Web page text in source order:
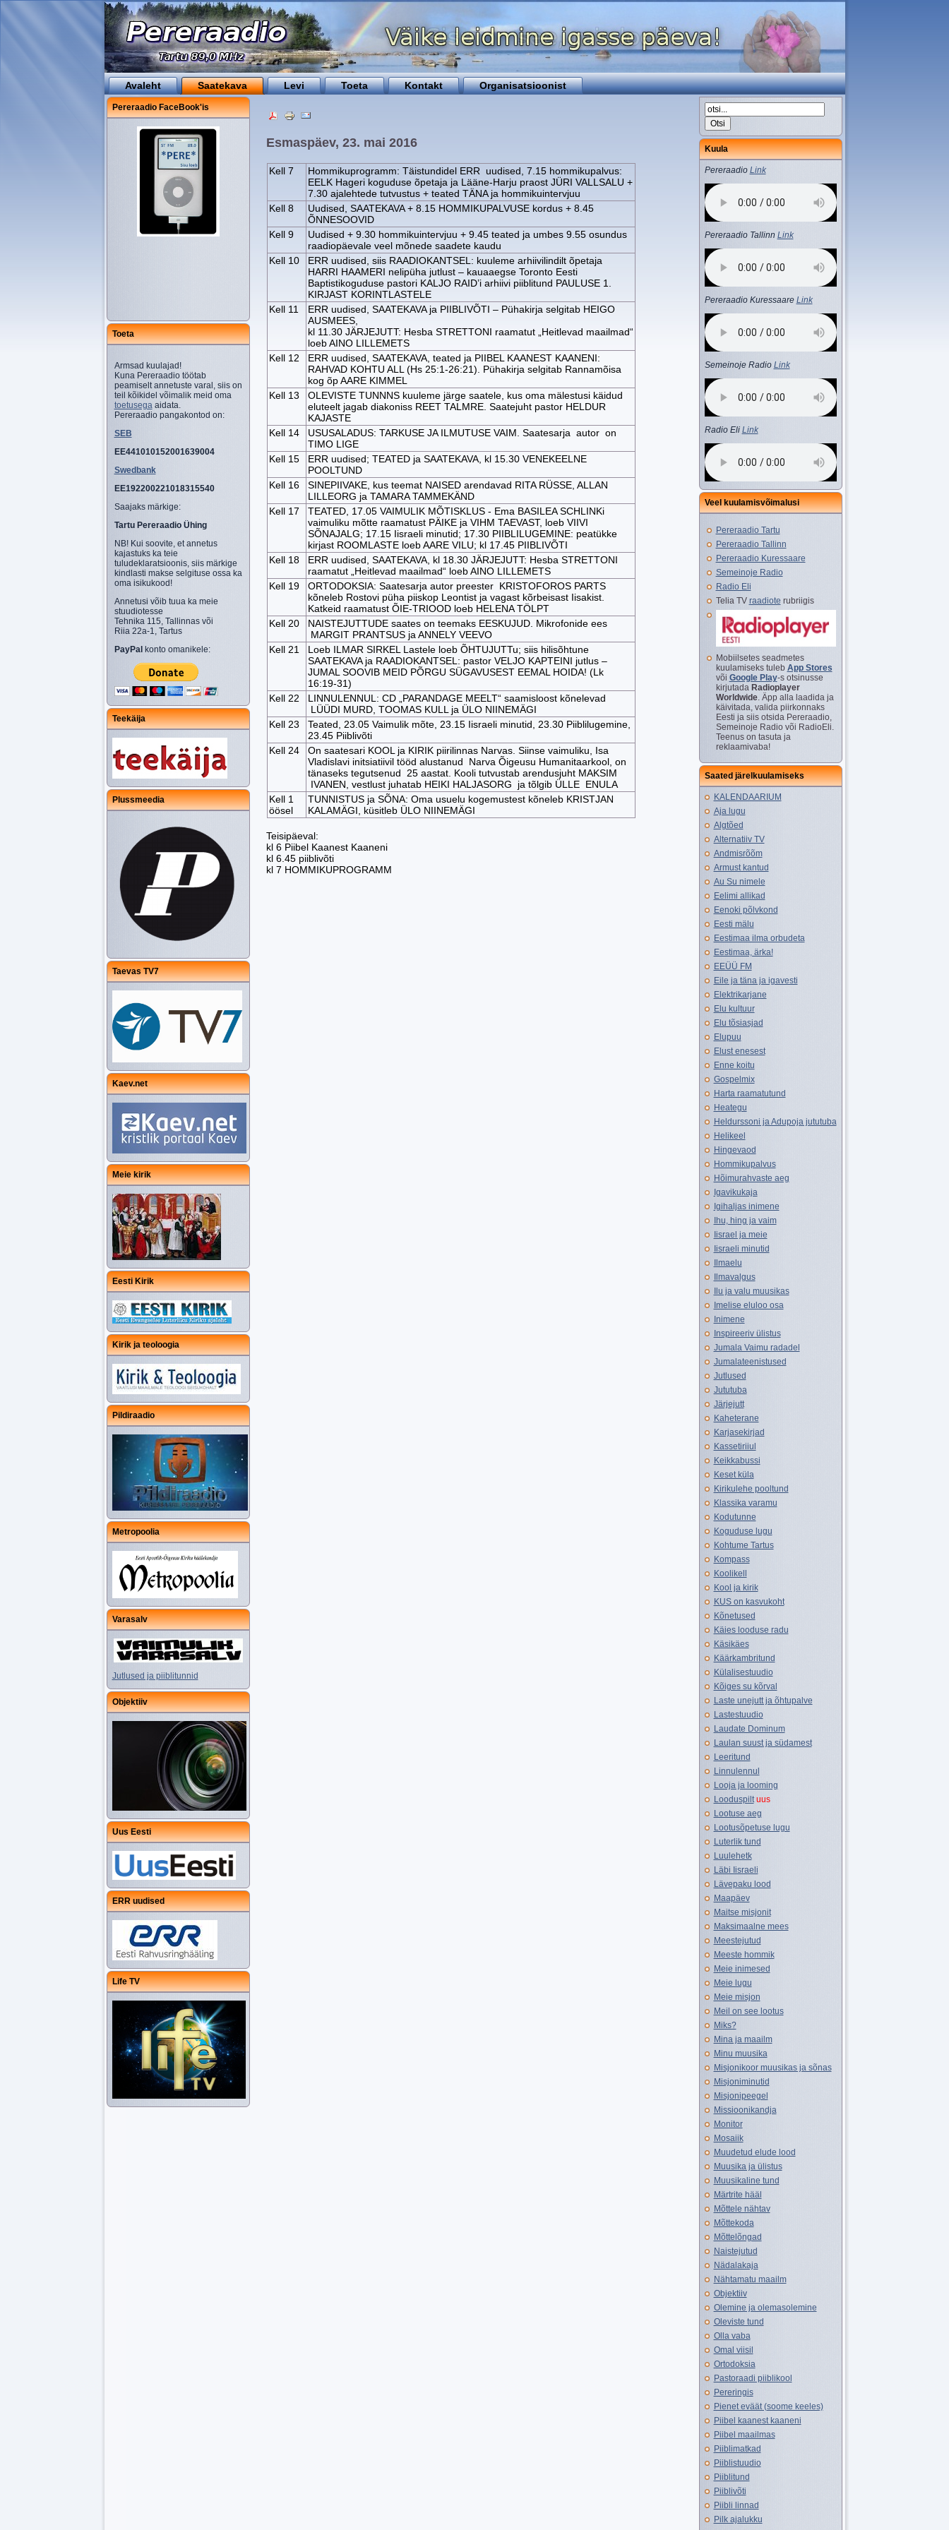
Avaleht Saatekava Levi Toeta Kontakt Organisatsioonist
Pereraadio FaceBook'is
Toeta
Armsad kuulajad!
Kuna Pereraadio töötab
peamiselt annetuste varal, siis on
teil kõikidel võimalik meid oma
toetusegaaidata.
Pereraadio pangakontod on:
SEB
EE441010152001639004
Swedbank
EE192200221018315540
Saajaks märkige:
Tartu Pereraadio Ühing
NB! Kui soovite, et annetus
kajastuks ka teie
tuludeklaratsioonis, siis märkige
kindlasti makse selgituse ossa ka
oma isikukood!
Annetusi võib tuua ka meie
stuudiotesse
Tehnika 115, Tallinnas või
Riia 22a-1, Tartus
PayPal konto omanikele:
Teekäija
Plussmeedia
Taevas TV7
Kaev.net
Meie kirik
Eesti Kirik
Kirik ja teoloogia
Pildiraadio
Metropoolia
Varasalv
Jutlused ja piiblitunnid
Objektiiv
Uus Eesti
ERR uudised
Life TV
Esmaspäev, 23. mai 2016
Kell 7
Hommikuprogramm: Täistundidel ERR uudised, 7.15 hommikupalvus:
EELK Hageri koguduse õpetaja ja Lääne-Harju praost JÜRI VALLSALU +
7.30 ajalehtede tutvustus + teated TÄNA ja hommikuintervjuu
Kell 8
Uudised, SAATEKAVA + 8.15 HOMMIKUPALVUSE kordus + 8.45
ÕNNESOOVID
Kell 9
Uudised + 9.30 hommikuintervjuu + 9.45 teated ja umbes 9.55 osundus
raadiopäevale veel mõnede saadete kaudu
Kell 10
ERR uudised, siis RAADIOKANTSEL: kuuleme arhiivilindilt õpetaja
HARRI HAAMERI nelipüha jutlust – kauaaegse Toronto Eesti
Baptistikoguduse pastori KALJO RAID’i arhiivi piiblitund PAULUSE 1.
KIRJAST KORINTLASTELE
Kell 11
ERR uudised, SAATEKAVA ja PIIBLIVÕTI – Pühakirja selgitab HEIGO
AUSMEES,
kl 11.30 JÄRJEJUTT: Hesba STRETTONI raamatut „Heitlevad maailmad“
loeb AINO LILLEMETS
Kell 12
ERR uudised, SAATEKAVA, teated ja PIIBEL KAANEST KAANENI:
RAHVAD KOHTU ALL (Hs 25:1-26:21). Pühakirja selgitab Rannamõisa
kog õp AARE KIMMEL
Kell 13
OLEVISTE TUNNNS kuuleme järge saatele, kus oma mälestusi käidud
eluteelt jagab diakoniss REET TALMRE. Saatejuht pastor HELDUR
KAJASTE
Kell 14
USUSALADUS: TARKUSE JA ILMUTUSE VAIM. Saatesarja autor on
TIMO LIGE
Kell 15
ERR uudised; TEATED ja SAATEKAVA, kl 15.30 VENEKEELNE
POOLTUND
Kell 16
SINEPIIVAKE, kus teemat NAISED arendavad RITA RÜSSE, ALLAN
LILLEORG ja TAMARA TAMMEKÄND
Kell 17
TEATED, 17.05 VAIMULIK MÕTISKLUS - Ema BASILEA SCHLINKi
vaimuliku mõtte raamatust PÄIKE ja VIHM TAEVAST, loeb VIIVI
SÕNAJALG; 17.15 Iisraeli minutid; 17.30 PIIBLILUGEMINE: peatükke
kirjast ROOMLASTE loeb AARE VILU; kl 17.45 PIIBLIVÕTI
Kell 18
ERR uudised, SAATEKAVA, kl 18.30 JÄRJEJUTT: Hesba STRETTONI
raamatut „Heitlevad maailmad“ loeb AINO LILLEMETS
Kell 19
ORTODOKSIA: Saatesarja autor preester KRISTOFOROS PARTS
kõneleb Rostovi püha piiskop Leontist ja vagast kõrbeisast Iisakist.
Katkeid raamatust ÕIE-TRIOOD loeb HELENA TÖLPT
Kell 20
NAISTEJUTTUDE saates on teemaks EESKUJUD. Mikrofonide ees
MARGIT PRANTSUS ja ANNELY VEEVO
Kell 21
Loeb ILMAR SIRKEL Lastele loeb ÕHTUJUTTu; siis hilisõhtune
SAATEKAVA ja RAADIOKANTSEL: pastor VELJO KAPTEINI jutlus –
JUMAL SOOVIB MEID PÕRGU SÜGAVUSEST EEMAL HOIDA! (Lk
16:19-31)
Kell 22
LINNULENNUL: CD „PARANDAGE MEELT“ saamisloost kõnelevad
LÜÜDI MURD, TOOMAS KULL ja ÜLO NIINEMÄGI
Kell 23
Teated, 23.05 Vaimulik mõte, 23.15 Iisraeli minutid, 23.30 Piiblilugemine,
23.45 Piiblivõti
Kell 24
On saatesari KOOL ja KIRIK piirilinnas Narvas. Siinse vaimuliku, Isa
Vladislavi initsiatiivil tööd alustanud Narva Õigeusu Humanitaarkool, on
tänaseks tegutsenud 25 aastat. Kooli tutvustab arendusjuht MAKSIM
IVANEN, vestlust juhatab HEIKI HALJASORG ja tõlgib ÜLLE ENULA
Kell 1
öösel
TUNNISTUS ja SÕNA: Oma usuelu kogemustest kõneleb KRISTJAN
KALAMÄGI, küsitleb ÜLO NIINEMÄGI
Teisipäeval:
kl 6 Piibel Kaanest Kaaneni
kl 6.45 piiblivõti
kl 7 HOMMIKUPROGRAMM
Kuula
Pereraadio Link
Pereraadio Tallinn Link
Pereraadio Kuressaare Link
Semeinoje Radio Link
Radio Eli Link
Veel kuulamisvõimalusi
Pereraadio Tartu
Pereraadio Tallinn
Pereraadio Kuressaare
Semeinoje Radio
Radio Eli
Telia TV raadiote rubriigis
Mobiilsetes seadmetes
kuulamiseks tuleb App Stores
või Google Play-s otsinusse
kirjutada Radioplayer
Worldwide. Äpp alla laadida ja
käivitada, valida piirkonnaks
Eesti ja siis otsida Pereraadio,
Semeinoje Radio või RadioEli.
Teenus on tasuta ja
reklaamivaba!
Saated järelkuulamiseks
KALENDAARIUM
Aja lugu
Algtõed
Alternatiiv TV
Andmisrõõm
Armust kantud
Au Su nimele
Eelimi allikad
Eenoki põlvkond
Eesti mälu
Eestimaa ilma orbudeta
Eestimaa, ärka!
EEÜÜ FM
Eile ja täna ja igavesti
Elektrikarjane
Elu kultuur
Elu tõsiasjad
Elupuu
Elust enesest
Enne koitu
Gospelmix
Harta raamatutund
Heategu
Heldurssoni ja Adupoja jututuba
Helikeel
Hingevaod
Hommikupalvus
Hõimurahvaste aeg
Igavikukaja
Igihaljas inimene
Ihu, hing ja vaim
Iisrael ja meie
Iisraeli minutid
Ilmaelu
Ilmavalgus
Ilu ja valu muusikas
Imelise eluloo osa
Inimene
Inspireeriv ülistus
Jumala Vaimu radadel
Jumalateenistused
Jutlused
Jututuba
Järjejutt
Kaheterane
Karjasekirjad
Kassetiriiul
Keikkabussi
Keset küla
Kirikulehe pooltund
Klassika varamu
Kodutunne
Koguduse lugu
Kohtume Tartus
Kompass
Koolikell
Kool ja kirik
KUS on kasvukoht
Kõnetused
Käies looduse radu
Käsikäes
Käärkambritund
Külalisestuudio
Kõiges su kõrval
Laste unejutt ja õhtupalve
Lastestuudio
Laudate Dominum
Laulan suust ja südamest
Leeritund
Linnulennul
Looja ja looming
Looduspilt uus
Lootuse aeg
Lootusõpetuse lugu
Luterlik tund
Luulehetk
Läbi Iisraeli
Lävepaku lood
Maapäev
Maitse misjonit
Maksimaalne mees
Meestejutud
Meeste hommik
Meie inimesed
Meie lugu
Meie misjon
Meil on see lootus
Miks?
Mina ja maailm
Minu muusika
Misjonikoor muusikas ja sõnas
Misjoniminutid
Misjonipeegel
Missioonikandja
Monitor
Mosaiik
Muudetud elude lood
Muusika ja ülistus
Muusikaline tund
Märtrite hääl
Mõttele nähtav
Mõttekoda
Mõttelõngad
Naistejutud
Nädalakaja
Nähtamatu maailm
Objektiiv
Olemine ja olemasolemine
Oleviste tund
Olla vaba
Omal viisil
Ortodoksia
Pastoraadi piiblikool
Pereringis
Pienet eväät (soome keeles)
Piibel kaanest kaaneni
Piibel maailmas
Piiblimatkad
Piiblistuudio
Piiblitund
Piiblivõti
Piibli linnad
Pilk ajalukku